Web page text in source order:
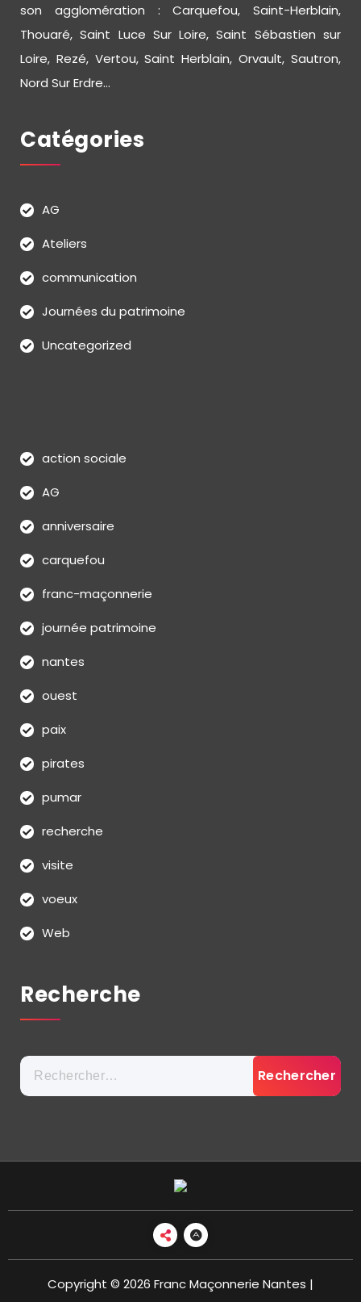
son agglomération : Carquefou, Saint-Herblain,
Thouaré, Saint Luce Sur Loire, Saint Sébastien sur
Loire, Rezé, Vertou, Saint Herblain, Orvault, Sautron,
Nord Sur Erdre...
Catégories
AG
Ateliers
communication
Journées du patrimoine
Uncategorized
action sociale
AG
anniversaire
carquefou
franc-maçonnerie
journée patrimoine
nantes
ouest
paix
pirates
pumar
recherche
visite
voeux
Web
Recherche
Rechercher :
Copyright © 2026 Franc Maçonnerie Nantes |